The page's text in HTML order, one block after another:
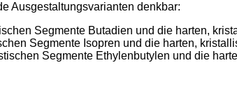
Ausgestaltungsvarianten denkbar:
Segmente Butadien und die harten,
Segmente Isopren und die harten,
Segmente Ethylenbutylen und die